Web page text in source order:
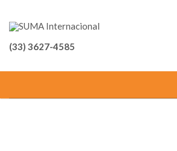
(33) 3627-4585